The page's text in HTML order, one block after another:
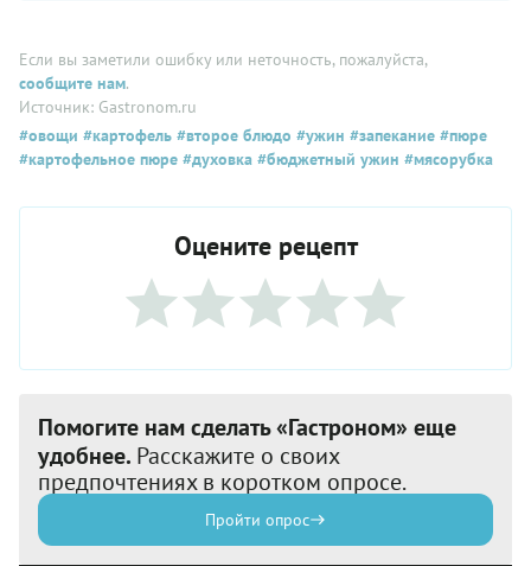
Если вы заметили ошибку или неточность, пожалуйста,
сообщите нам.
Источник: Gastronom.ru
#овощи #картофель #второе блюдо #ужин #запекание #пюре
#картофельное пюре #духовка #бюджетный ужин #мясорубка
Оцените рецепт
Помогите нам сделать «Гастроном» еще
удобнее. Расскажите о своих
предпочтениях в коротком опросе.
Пройти опрос